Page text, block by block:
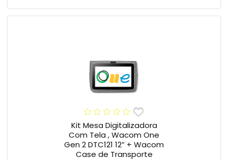
Kit Mesa Digitalizadora
Com Tela , Wacom One
Gen 2 DTC121 12” + Wacom
Case de Transporte